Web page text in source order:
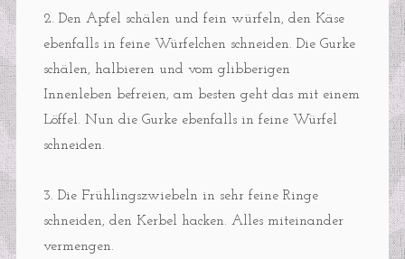
2. Den Apfel schälen und fein würfeln, den Käse
ebenfalls in feine Würfelchen schneiden. Die Gurke
schälen, halbieren und vom glibberigen
Innenleben befreien, am besten geht das mit einem
Löffel. Nun die Gurke ebenfalls in feine Würfel
schneiden.
3. Die Frühlingszwiebeln in sehr feine Ringe
schneiden, den Kerbel hacken. Alles miteinander
vermengen.